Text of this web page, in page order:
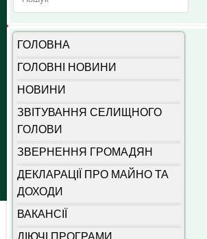
ГОЛОВНА
ГОЛОВНІ НОВИНИ
НОВИНИ
ЗВІТУВАННЯ СЕЛИЩНОГО
ГОЛОВИ
ЗВЕРНЕННЯ ГРОМАДЯН
ДЕКЛАРАЦІЇ ПРО МАЙНО ТА
ДОХОДИ
ВАКАНСІЇ
ДІЮЧІ ПРОГРАМИ